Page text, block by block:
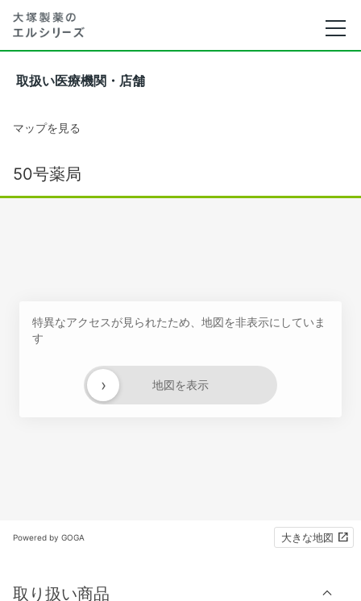
取扱い医療機関・店舗
マップを見る
50号薬局
特異なアクセスが見られたため、地図を非表示にしていま
す
地図を表示
›
Powered by GOGA 大きな地図
取り扱い商品